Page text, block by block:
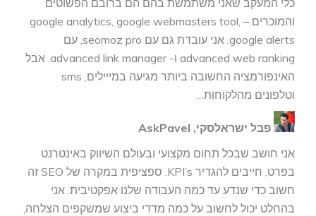
כלי המעקב שאני משתמשת בהם הם ברובם הפשוטים
והמוכרים – google analytics, google webmasters tool,
google alerts. אני עובדת גם עם seomoz pro, עם
advanced web ranking ו- advanced link manager. אבל
האינפורמציה החשובה ביותר מגיעה במייילים, sms
וטלפונים מהלקוחות…
פבל ישראלסקי, AskPavel
אני חושב שבכל תחום מקצועי ובעולם השיווק באינטרנט
בפרט, חייבים להגדיר KPI’s. ספציפית במקרה של SEO זה
חשוב כדי שנדע עד כמה העבודה שלנו אפקטיבית. אני
בהחלט יכול לחשוב על כמה מדדי ביצוע שמשקפים הצלחה,